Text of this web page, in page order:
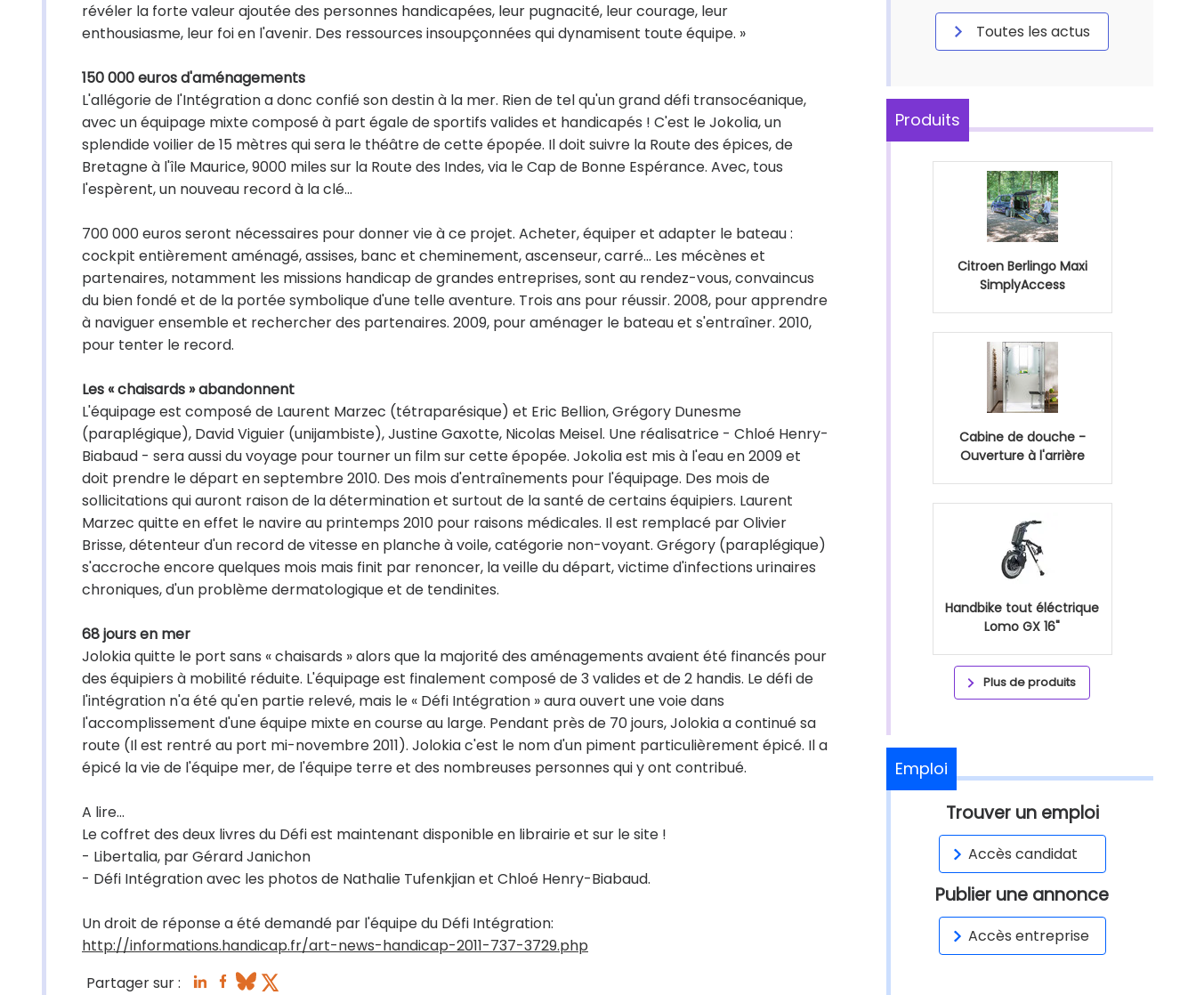
révéler la forte valeur ajoutée des personnes handicapées, leur pugnacité, leur courage, leur
enthousiasme, leur foi en l'avenir. Des ressources insoupçonnées qui dynamisent toute équipe. »
150 000 euros d'aménagements
L'allégorie de l'Intégration a donc confié son destin à la mer. Rien de tel qu'un grand défi transocéanique,
avec un équipage mixte composé à part égale de sportifs valides et handicapés ! C'est le Jokolia, un
splendide voilier de 15 mètres qui sera le théâtre de cette épopée. Il doit suivre la Route des épices, de
Bretagne à l'île Maurice, 9000 miles sur la Route des Indes, via le Cap de Bonne Espérance. Avec, tous
l'espèrent, un nouveau record à la clé...
700 000 euros seront nécessaires pour donner vie à ce projet. Acheter, équiper et adapter le bateau :
cockpit entièrement aménagé, assises, banc et cheminement, ascenseur, carré... Les mécènes et
partenaires, notamment les missions handicap de grandes entreprises, sont au rendez-vous, convaincus
du bien fondé et de la portée symbolique d'une telle aventure. Trois ans pour réussir. 2008, pour apprendre
à naviguer ensemble et rechercher des partenaires. 2009, pour aménager le bateau et s'entraîner. 2010,
pour tenter le record.
Les « chaisards » abandonnent
L'équipage est composé de Laurent Marzec (tétraparésique) et Eric Bellion, Grégory Dunesme
(paraplégique), David Viguier (unijambiste), Justine Gaxotte, Nicolas Meisel. Une réalisatrice - Chloé Henry-
Biabaud - sera aussi du voyage pour tourner un film sur cette épopée. Jokolia est mis à l'eau en 2009 et
doit prendre le départ en septembre 2010. Des mois d'entraînements pour l'équipage. Des mois de
sollicitations qui auront raison de la détermination et surtout de la santé de certains équipiers. Laurent
Marzec quitte en effet le navire au printemps 2010 pour raisons médicales. Il est remplacé par Olivier
Brisse, détenteur d'un record de vitesse en planche à voile, catégorie non-voyant. Grégory (paraplégique)
s'accroche encore quelques mois mais finit par renoncer, la veille du départ, victime d'infections urinaires
chroniques, d'un problème dermatologique et de tendinites.
68 jours en mer
Jolokia quitte le port sans « chaisards » alors que la majorité des aménagements avaient été financés pour
des équipiers à mobilité réduite. L'équipage est finalement composé de 3 valides et de 2 handis. Le défi de
l'intégration n'a été qu'en partie relevé, mais le « Défi Intégration » aura ouvert une voie dans
l'accomplissement d'une équipe mixte en course au large. Pendant près de 70 jours, Jolokia a continué sa
route (Il est rentré au port mi-novembre 2011). Jolokia c'est le nom d'un piment particulièrement épicé. Il a
épicé la vie de l'équipe mer, de l'équipe terre et des nombreuses personnes qui y ont contribué.
A lire...
Le coffret des deux livres du Défi est maintenant disponible en librairie et sur le site !
- Libertalia, par Gérard Janichon
- Défi Intégration avec les photos de Nathalie Tufenkjian et Chloé Henry-Biabaud.
Un droit de réponse a été demandé par l'équipe du Défi Intégration:
http://informations.handicap.fr/art-news-handicap-2011-737-3729.php
Partager sur :
Toutes les actus
Produits
Citroen Berlingo Maxi
SimplyAccess
Cabine de douche -
Ouverture à l'arrière
Handbike tout éléctrique
Lomo GX 16"
Plus de produits
Emploi
Trouver un emploi
Accès candidat
Publier une annonce
Accès entreprise